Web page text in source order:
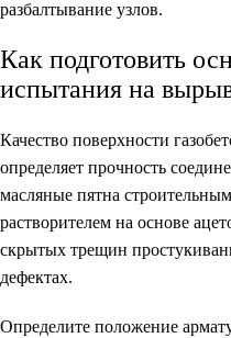
разбалтывание узлов.
Как подготовить
испытания на
Качество поверхности
определяет прочность
масляные пятна
растворителем на основе
скрытых трещин
дефектах.
Определите положение